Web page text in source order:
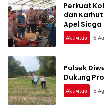
Perkuat
dan
Apel Siaga
Aktivitas 6
Polsek
Dukung
Aktivitas 5